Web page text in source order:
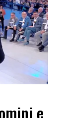
e